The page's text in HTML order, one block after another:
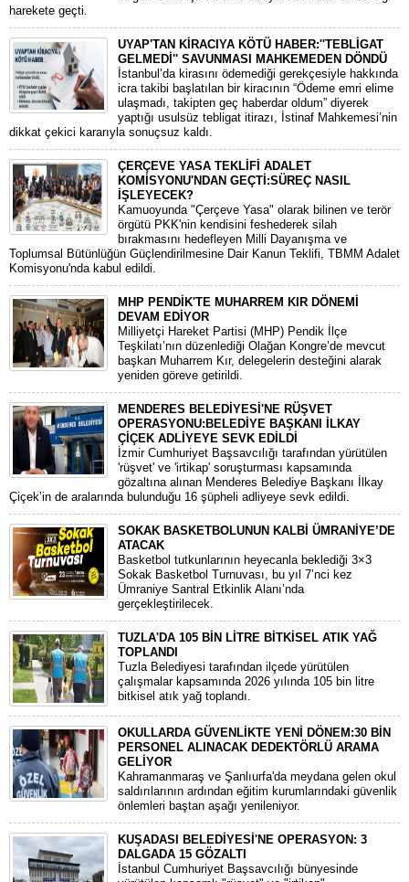
harekete geçti.
UYAP'TAN KİRACIYA KÖTÜ HABER:''TEBLİGAT
GELMEDİ'' SAVUNMASI MAHKEMEDEN DÖNDÜ
​İstanbul’da kirasını ödemediği gerekçesiyle hakkında
icra takibi başlatılan bir kiracının “Ödeme emri elime
ulaşmadı, takipten geç haberdar oldum” diyerek
yaptığı usulsüz tebligat itirazı, İstinaf Mahkemesi’nin
dikkat çekici kararıyla sonuçsuz kaldı.
ÇERÇEVE YASA TEKLİFİ ADALET
KOMİSYONU'NDAN GEÇTİ:SÜREÇ NASIL
İŞLEYECEK?
​Kamuoyunda "Çerçeve Yasa" olarak bilinen ve terör
örgütü PKK'nin kendisini feshederek silah
bırakmasını hedefleyen Milli Dayanışma ve
Toplumsal Bütünlüğün Güçlendirilmesine Dair Kanun Teklifi, TBMM Adalet
Komisyonu'nda kabul edildi.
MHP PENDİK'TE MUHARREM KIR DÖNEMİ
DEVAM EDİYOR
​Milliyetçi Hareket Partisi (MHP) Pendik İlçe
Teşkilatı’nın düzenlediği Olağan Kongre’de mevcut
başkan Muharrem Kır, delegelerin desteğini alarak
yeniden göreve getirildi.
MENDERES BELEDİYESİ'NE RÜŞVET
OPERASYONU:BELEDİYE BAŞKANI İLKAY
ÇİÇEK ADLİYEYE SEVK EDİLDİ
​İzmir Cumhuriyet Başsavcılığı tarafından yürütülen
'rüşvet' ve 'irtikap' soruşturması kapsamında
gözaltına alınan Menderes Belediye Başkanı İlkay
Çiçek’in de aralarında bulunduğu 16 şüpheli adliyeye sevk edildi.
SOKAK BASKETBOLUNUN KALBİ ÜMRANİYE’DE
ATACAK
Basketbol tutkunlarının heyecanla beklediği 3×3
Sokak Basketbol Turnuvası, bu yıl 7’nci kez
Ümraniye Santral Etkinlik Alanı’nda
gerçekleştirilecek.
TUZLA'DA 105 BİN LİTRE BİTKİSEL ATIK YAĞ
TOPLANDI
Tuzla Belediyesi tarafından ilçede yürütülen
çalışmalar kapsamında 2026 yılında 105 bin litre
bitkisel atık yağ toplandı.
OKULLARDA GÜVENLİKTE YENİ DÖNEM:30 BİN
PERSONEL ALINACAK DEDEKTÖRLÜ ARAMA
GELİYOR
​Kahramanmaraş ve Şanlıurfa'da meydana gelen okul
saldırılarının ardından eğitim kurumlarındaki güvenlik
önlemleri baştan aşağı yenileniyor.
KUŞADASI BELEDİYESİ'NE OPERASYON: 3
DALGADA 15 GÖZALTI
​İstanbul Cumhuriyet Başsavcılığı bünyesinde